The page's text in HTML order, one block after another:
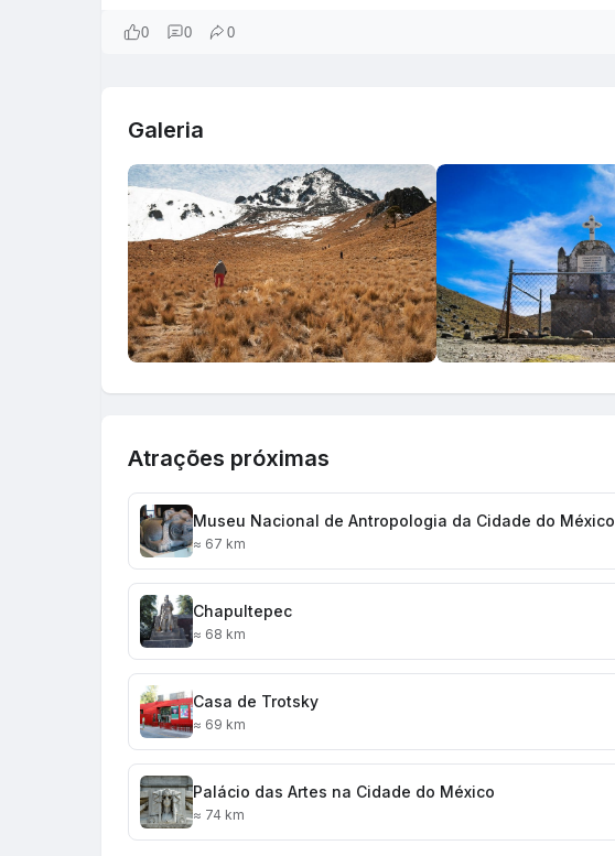
0 0 0
Galeria
Atrações próximas
Museu Nacional de Antropologia da Cidade do México
≈ 67 km
Chapultepec
≈ 68 km
Casa de Trotsky
≈ 69 km
Palácio das Artes na Cidade do México
≈ 74 km